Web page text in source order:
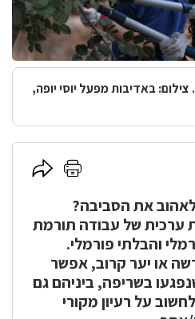
באדיבות מפעל יוסי יופה,
לחץ
להדפסה
לחץ
את הסביבה?
ערכית של עבודה תורמת
והבלתי פורמלי.
או יער קרוב, אפשר
בשריפה, ביניהם גם
על רעיון מקורי